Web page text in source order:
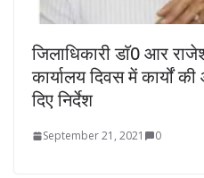
जिलाधिकारी डाॅ0 आर
कार्यालय दिवस में कार्यों
दिए निर्देश
September 21, 2021 0